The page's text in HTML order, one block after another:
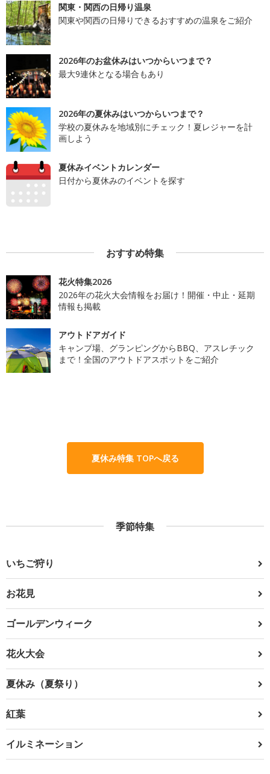
関東・関西の日帰り温泉
関東や関西の日帰りできるおすすめの温泉をご紹介
2026年のお盆休みはいつからいつまで？
最大9連休となる場合もあり
2026年の夏休みはいつからいつまで？
学校の夏休みを地域別にチェック！夏レジャーを計
画しよう
夏休みイベントカレンダー
日付から夏休みのイベントを探す
おすすめ特集
花火特集2026
2026年の花火大会情報をお届け！開催・中止・延期
情報も掲載
アウトドアガイド
キャンプ場、グランピングからBBQ、アスレチック
まで！全国のアウトドアスポットをご紹介
夏休み特集 TOPへ戻る
季節特集
いちご狩り
お花見
ゴールデンウィーク
花火大会
夏休み（夏祭り）
紅葉
イルミネーション